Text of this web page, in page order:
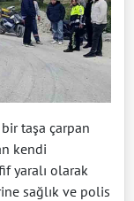
taşa çarpan
kendi
yaralı olarak
sağlık ve polis